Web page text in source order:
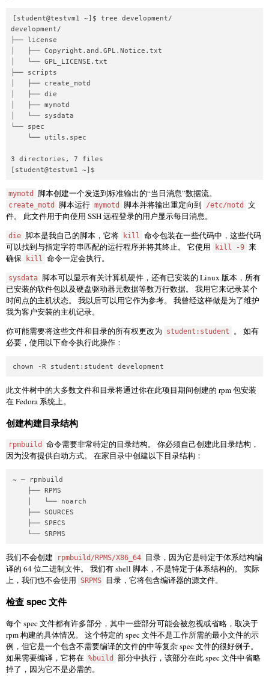
[student@testvm1 ~]$ tree development/
development/
├── license
│   ├── Copyright.and.GPL.Notice.txt
│   └── GPL_LICENSE.txt
├── scripts
│   ├── create_motd
│   ├── die
│   ├── mymotd
│   └── sysdata
└── spec
    └── utils.spec
3 directories, 7 files
[student@testvm1 ~]$
mymotd 脚本创建一个发送到标准输出的“当日消息”数据流。
create_motd 脚本运行 mymotd 脚本并将输出重定向到 /etc/motd
文
件。 此文件用于向使用 SSH 远程登录的用户显示每日消息。
die 脚本是我自己的脚本，它将 kill 命令包装在一些代码中，这些代码
可以找到与指定字符串匹配的运行程序并将其终止。 它使用
kill -9 来
确保
kill 命令一定会执行。
sysdata 脚本可以显示有关计算机硬件，还有已安装的 Linux 版本，所有
已安装的软件包以及硬盘驱动器元数据等数万行数据。 我用它来记录某个
时间点的主机状态。 我以后可以用它作为参考。 我曾经这样做是为了维护
我为客户安装的主机记录。
你可能需要将这些文件和目录的所有权更改为
student:student
。 如有
必要，使用以下命令执行此操作：
chown -R student:student development
此文件树中的大多数文件和目录将通过你在此项目期间创建的 rpm 包安装
在 Fedora 系统上。
创建构建目录结构
rpmbuild
命令需要非常特定的目录结构。 你必须自己创建此目录结构，
因为没有提供自动方式。 在家目录中创建以下目录结构：
~ ─ rpmbuild
    ├── RPMS
    │   └── noarch
    ├── SOURCES
    ├── SPECS
    └── SRPMS
我们不会创建 rpmbuild/RPMS/X86_64 目录，因为它是特定于体系结构编
译的 64 位二进制文件。 我们有 shell 脚本，不是特定于体系结构的。 实际
上，我们也不会使用 SRPMS 目录，它将包含编译器的源文件。
检查 spec 文件
每个 spec 文件都有许多部分，其中一些部分可能会被忽视或省略，取决于
rpm 构建的具体情况。 这个特定的 spec 文件不是工作所需的最小文件的示
例，但它是一个包含不需要编译的文件的中等复杂 spec 文件的很好例子。
如果需要编译，它将在 %build
部分中执行，该部分在此 spec 文件中省略
掉了，因为它不是必需的。